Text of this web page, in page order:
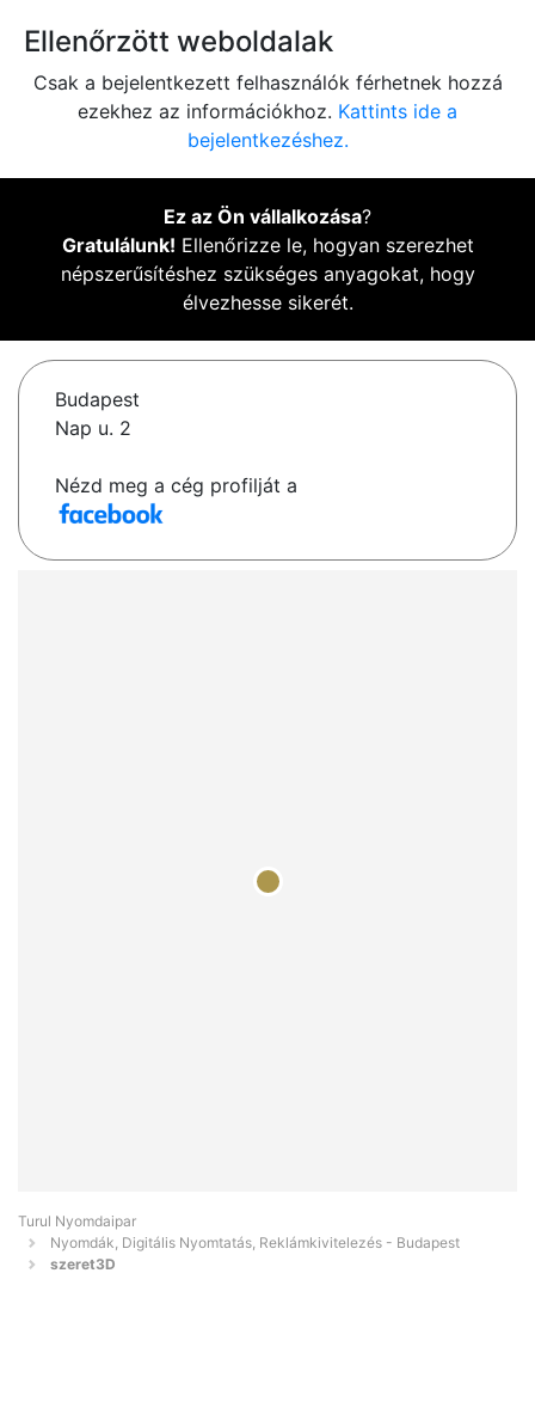
Ellenőrzött weboldalak
Csak a bejelentkezett felhasználók férhetnek hozzá
ezekhez az információkhoz. Kattints ide a
bejelentkezéshez.
Ez az Ön vállalkozása?
Gratulálunk! Ellenőrizze le, hogyan szerezhet
népszerűsítéshez szükséges anyagokat, hogy
élvezhesse sikerét.
Budapest
Nap u. 2
Nézd meg a cég profilját a
Turul Nyomdaipar
Nyomdák, Digitális Nyomtatás, Reklámkivitelezés - Budapest
szeret3D